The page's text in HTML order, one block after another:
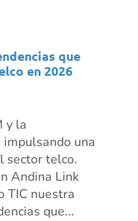
que
en 2026
y la
una
sector telco.
Andina Link
TIC nuestra
que...